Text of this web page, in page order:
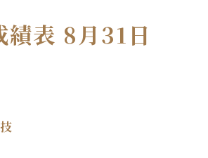
績表 8月31日